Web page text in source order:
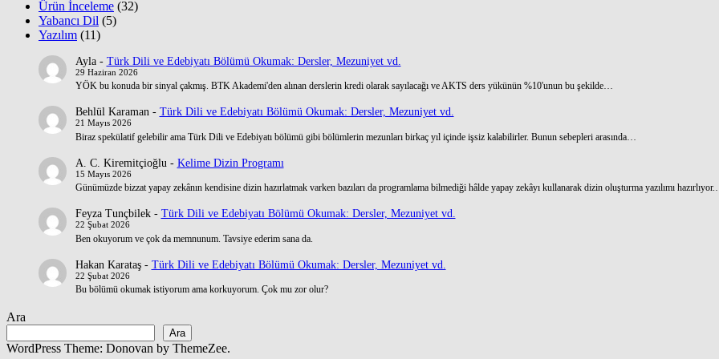
Ürün İnceleme (32)
Yabancı Dil (5)
Yazılım (11)
Ayla- Türk Dili ve Edebiyatı Bölümü Okumak: Dersler, Mezuniyet vd.
29 Haziran 2026
YÖK bu konuda bir sinyal çakmış. BTK Akademi'den alınan derslerin kredi olarak sayılacağı ve AKTS ders yükünün %10'unun bu şekilde…
Behlül Karaman- Türk Dili ve Edebiyatı Bölümü Okumak: Dersler, Mezuniyet vd.
21 Mayıs 2026
Biraz spekülatif gelebilir ama Türk Dili ve Edebiyatı bölümü gibi bölümlerin mezunları birkaç yıl içinde işsiz kalabilirler. Bunun sebepleri arasında…
A. C. Kiremitçioğlu - Kelime Dizin Programı
15 Mayıs 2026
Günümüzde bizzat yapay zekânın kendisine dizin hazırlatmak varken bazıları da programlama bilmediği hâlde yapay zekâyı kullanarak dizin oluşturma yazılımı
Feyza Tunçbilek- Türk Dili ve Edebiyatı Bölümü Okumak: Dersler, Mezuniyet vd.
22 Şubat 2026
Ben okuyorum ve çok da memnunum. Tavsiye ederim sana da.
Hakan Karataş- Türk Dili ve Edebiyatı Bölümü Okumak: Dersler, Mezuniyet vd.
22 Şubat 2026
Bu bölümü okumak istiyorum ama korkuyorum. Çok mu zor olur?
Ara
Ara
WordPress Theme: Donovan by ThemeZee.